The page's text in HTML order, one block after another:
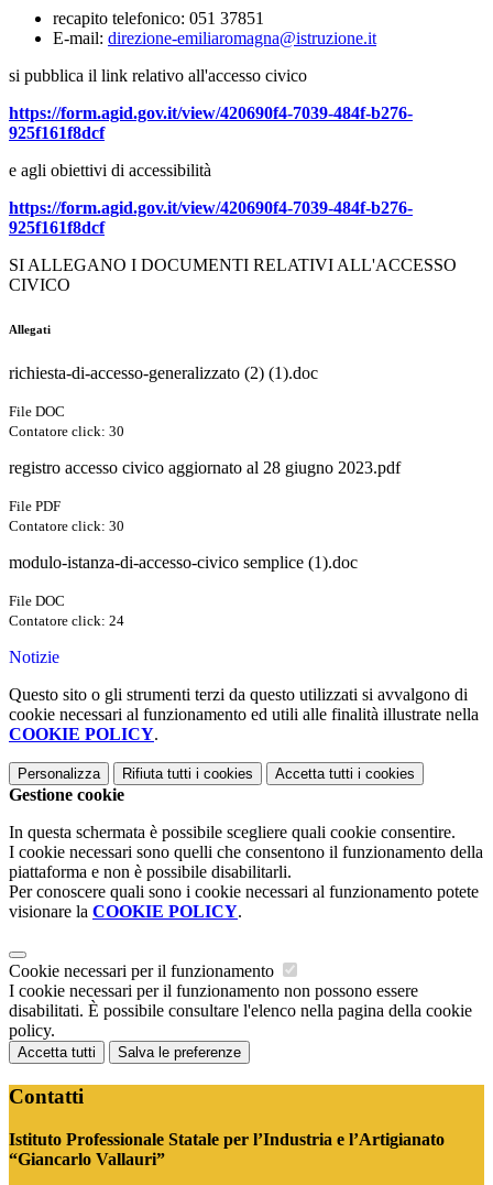
recapito telefonico: 051 37851
E-mail: direzione-emiliaromagna@istruzione.it
si pubblica il link relativo all'accesso civico
https://form.agid.gov.it/view/420690f4-7039-484f-b276-
925f161f8dcf
e agli obiettivi di accessibilità
https://form.agid.gov.it/view/420690f4-7039-484f-b276-
925f161f8dcf
SI ALLEGANO I DOCUMENTI RELATIVI ALL'ACCESSO
CIVICO
Allegati
richiesta-di-accesso-generalizzato (2) (1).doc
File DOC
Contatore click: 30
registro accesso civico aggiornato al 28 giugno 2023.pdf
File PDF
Contatore click: 30
modulo-istanza-di-accesso-civico semplice (1).doc
File DOC
Contatore click: 24
Notizie
Questo sito o gli strumenti terzi da questo utilizzati si avvalgono di
cookie necessari al funzionamento ed utili alle finalità illustrate nella
COOKIE POLICY.
Personalizza Rifiuta tutti i cookies Accetta tutti i cookies
Gestione cookie
In questa schermata è possibile scegliere quali cookie consentire.
I cookie necessari sono quelli che consentono il funzionamento della
piattaforma e non è possibile disabilitarli.
Per conoscere quali sono i cookie necessari al funzionamento potete
visionare la COOKIE POLICY.
Cookie necessari per il funzionamento
I cookie necessari per il funzionamento non possono essere
disabilitati. È possibile consultare l'elenco nella pagina della cookie
policy.
Accetta tutti Salva le preferenze
Contatti
Istituto Professionale Statale per l’Industria e l’Artigianato
“Giancarlo Vallauri”